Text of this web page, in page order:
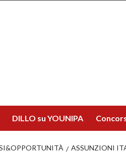
DILLO su YOUNIPA
ASSUNZIONI